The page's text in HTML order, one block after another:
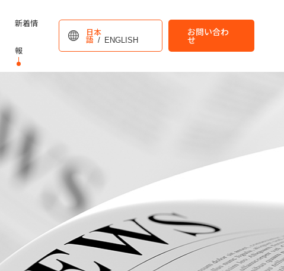
新着情
報
日本
語 / ENGLISH
お問い合わ
せ